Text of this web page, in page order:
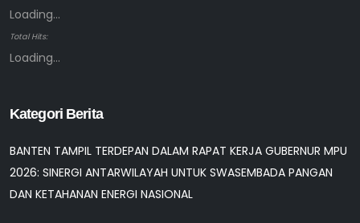
Loading...
Total Hits:
Loading...
Kategori Berita
BANTEN TAMPIL TERDEPAN DALAM RAPAT KERJA GUBERNUR MPU
2026: SINERGI ANTARWILAYAH UNTUK SWASEMBADA PANGAN
DAN KETAHANAN ENERGI NASIONAL